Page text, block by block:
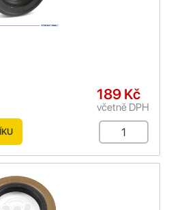
189 Kč
včetně DPH